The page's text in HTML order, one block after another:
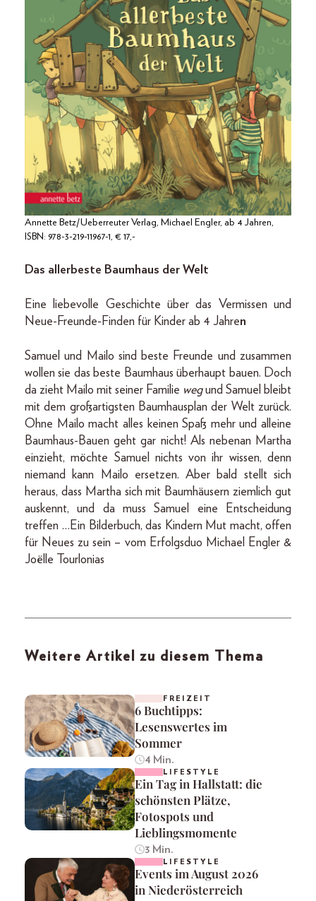
Annette Betz/Ueberreuter Verlag, Michael Engler, ab 4 Jahren,
ISBN: 978-3-219-11967-1, € 17,-
Das allerbeste Baumhaus der Welt
Eine liebevolle Geschichte über das Vermissen und
Neue-Freunde-Finden für Kinder ab 4 Jahren
Samuel und Mailo sind beste Freunde und zusammen
wollen sie das beste Baumhaus überhaupt bauen. Doch
da zieht Mailo mit seiner Familie wegund Samuel bleibt
mit dem großartigsten Baumhausplan der Welt zurück.
Ohne Mailo macht alles keinen Spaß mehr und alleine
Baumhaus-Bauen geht gar nicht! Als nebenan Martha
einzieht, möchte Samuel nichts von ihr wissen, denn
niemand kann Mailo ersetzen. Aber bald stellt sich
heraus, dass Martha sich mit Baumhäusern ziemlich gut
auskennt, und da muss Samuel eine Entscheidung
treffen …Ein Bilderbuch, das Kindern Mut macht, offen
für Neues zu sein – vom Erfolgsduo Michael Engler &
Joëlle Tourlonias
Weitere Artikel zu diesem Thema
FREIZEIT
6 Buchtipps:
Lesenswertes im
Sommer
4 Min.
LIFESTYLE
Ein Tag in Hallstatt: die
schönsten Plätze,
Fotospots und
Lieblingsmomente
3 Min.
LIFESTYLE
Events im August 2026
in Niederösterreich